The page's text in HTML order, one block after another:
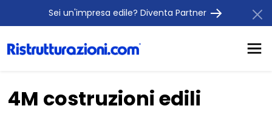
Sei un'impresa edile? Diventa Partner
4M costruzioni edili